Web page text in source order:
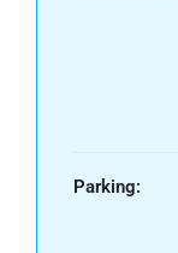
Parking: